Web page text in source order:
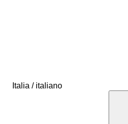
Italia / italiano